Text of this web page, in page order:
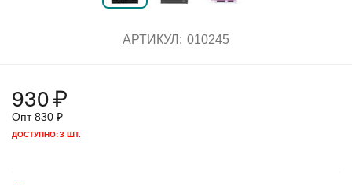
АРТИКУЛ: 010245
930₽
Опт830 ₽
ДОСТУПНО:3 ШТ.